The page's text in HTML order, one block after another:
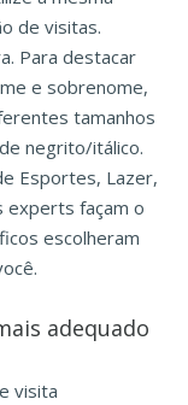
de visitas.
Para destacar
e sobrenome,
tamanhos
negrito/itálico.
Esportes, Lazer,
experts façam o
escolheram
adequado
visita